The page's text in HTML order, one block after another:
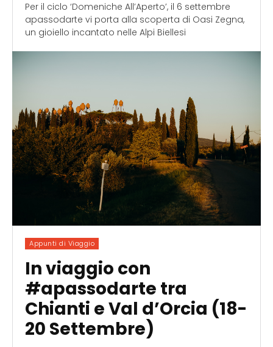
Per il ciclo ‘Domeniche All’Aperto’, il 6 settembre
apassodarte vi porta alla scoperta di Oasi Zegna,
un gioiello incantato nelle Alpi Biellesi
Appunti di Viaggio
In viaggio con
#apassodarte tra
Chianti e Val d’Orcia (18-
20 Settembre)